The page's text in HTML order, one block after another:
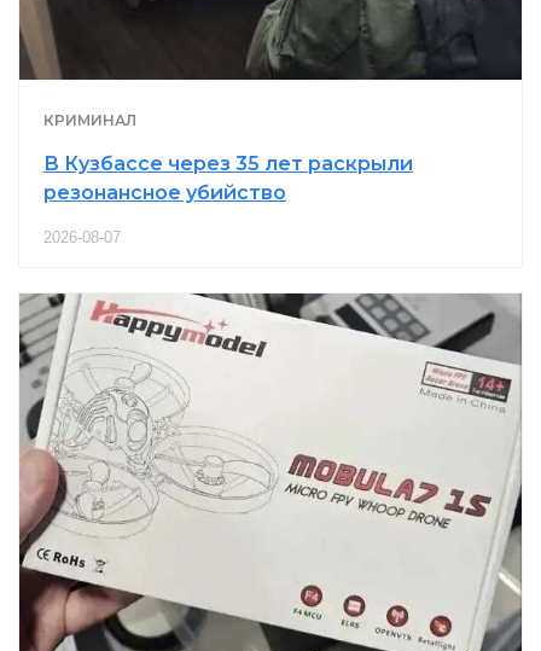
КРИМИНАЛ
В Кузбассе через 35 лет раскрыли
резонансное убийство
2026-08-07